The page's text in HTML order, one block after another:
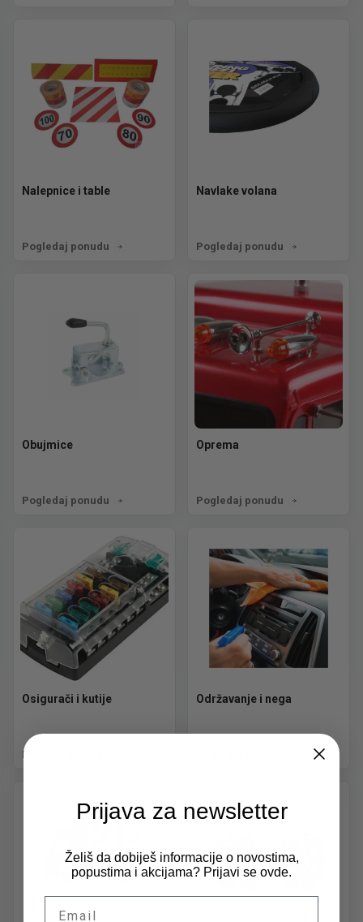
Nalepnice i table
Pogledaj ponudu
Navlake volana
Pogledaj ponudu
Obujmice
Pogledaj ponudu
Oprema
Pogledaj ponudu
Osigurači i kutije
Pogledaj ponudu
Održavanje i nega
Prijava za newsletter
Želiš da dobiješ informacije o novostima,
popustima i akcijama? Prijavi se ovde.